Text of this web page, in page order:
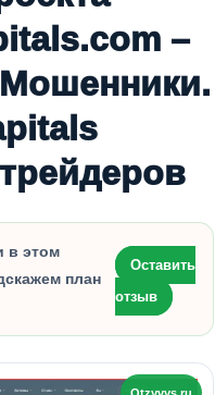
–
в этом
план
Оставить
отзыв